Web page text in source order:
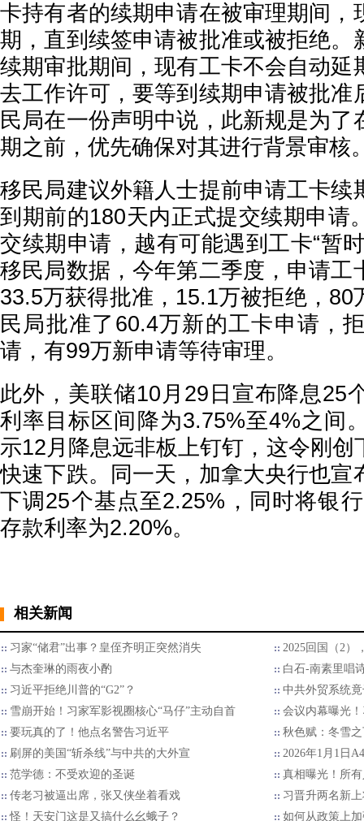
卡持有者的续期申请在被审理期间，
期，直到续签申请被批准或被拒绝。
续期审批期间，现有工卡不会自动延
去工作许可，要等到续期申请被批准
民局在一份声明中说，此新规是为了
期之前，优先确保对其进行背景审核
移民局建议外籍人士提前申请工卡续
到期前的180天内正式提交续期申请
交续期申请，越有可能遇到工卡“暂
移民局数据，今年第二季度，申请工
33.5万获得批准，15.1万被拒绝，80
民局批准了60.4万新的工卡申请，
请，有99万新申请等待审理。
此外，美联储10月29日宣布降息25
利率目标区间降为3.75%至4%之间
示12月降息远非板上钉钉，这令刚创
快速下跌。同一天，加拿大央行也宣
下调25个基点至2.25%，同时将银
存款利率为2.20%。
相关新闻
习家“储君”出事？皇侄齐明正突然消失
2025回国（2）
与杰奎琳的雨夜小酌
白石-南素里唱
习近平拒绝川普的“G2”？
中共外贸系统
雪崩开始！习家军影视圈核心“马仔”主动自首
会议内幕曝光
要玩真的了！他点名警告习近平
秋色赋：冬雪
刷屏的美国“斩杀线”与中共的大外宣
2026年1月1日
范学德：不受欢迎的圣诞
真相曝光！所
传老习被逼出席，张又侠坐着看戏
习晋升两名新
怪！天安门这是又搞什么幺蛾子？
如何从政策上